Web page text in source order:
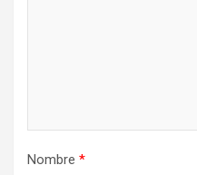
Nombre *